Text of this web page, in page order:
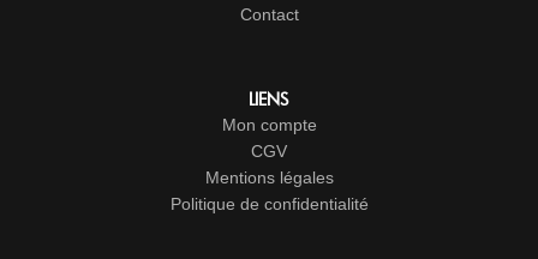
Contact
LIENS
Mon compte
CGV
Mentions légales
Politique de confidentialité